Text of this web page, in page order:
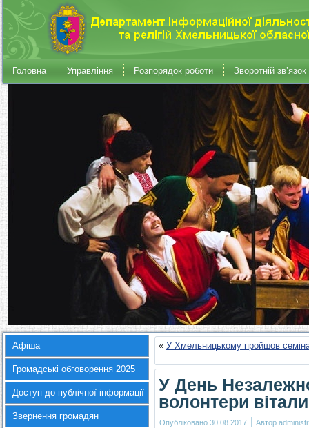
Головна Управління Розпорядок роботи Зворотній зв’язок
Афіша
Громадські обговорення 2025
Доступ до публічної інформації
Звернення громадян
« У Хмельницькому пройшов
У День
волонтери
Опубліковано 30.08.2017 | Автор